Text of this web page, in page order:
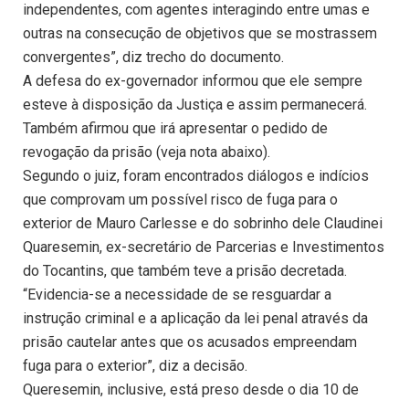
independentes, com agentes interagindo entre umas e
outras na consecução de objetivos que se mostrassem
convergentes”, diz trecho do documento.
A defesa do ex-governador informou que ele sempre
esteve à disposição da Justiça e assim permanecerá.
Também afirmou que irá apresentar o pedido de
revogação da prisão (veja nota abaixo).
Segundo o juiz, foram encontrados diálogos e indícios
que comprovam um possível risco de fuga para o
exterior de Mauro Carlesse e do sobrinho dele Claudinei
Quaresemin, ex-secretário de Parcerias e Investimentos
do Tocantins, que também teve a prisão decretada.
“Evidencia-se a necessidade de se resguardar a
instrução criminal e a aplicação da lei penal através da
prisão cautelar antes que os acusados empreendam
fuga para o exterior”, diz a decisão.
Queresemin, inclusive, está preso desde o dia 10 de